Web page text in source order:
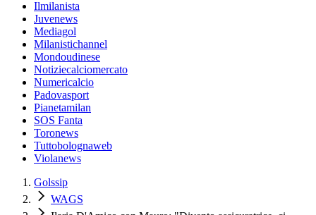
Ilmilanista
Juvenews
Mediagol
Milanistichannel
Mondoudinese
Notiziecalciomercato
Numericalcio
Padovasport
Pianetamilan
SOS Fanta
Toronews
Tuttobolognaweb
Violanews
Golssip
WAGS